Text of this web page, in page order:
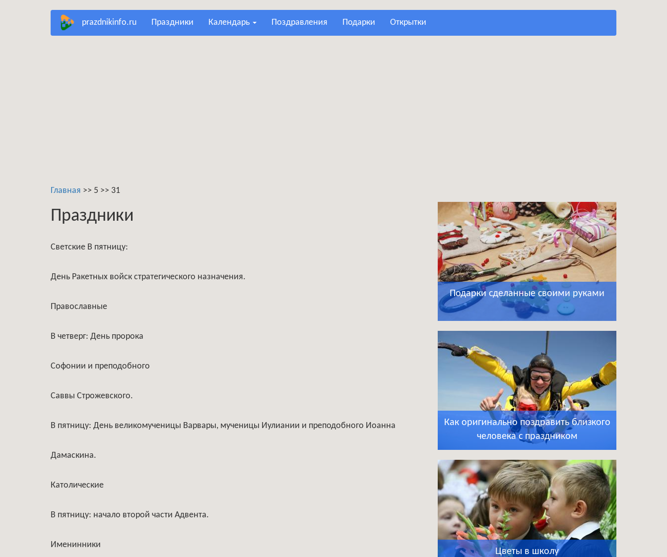
prazdnikinfo.ru праздники календарь поздравления подарки открытки
Главная >> 5 >> 31
Праздники
Светские В пятницу:
День Ракетных войск стратегического назначения.
Православные
В четверг: День пророка
Софонии и преподобного
Саввы Строжевского.
В пятницу: День великомученицы Варвары, мученицы Иулиании и преподобного Иоанна
Дамаскина.
Католические
В пятницу: начало второй части Адвента.
Именинники
Подарки сделанные своими руками
Как оригинально поздравить близкого
человека с праздником
Цветы в школу